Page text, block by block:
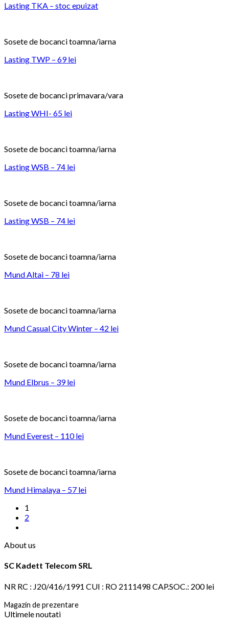
Lasting TKA – stoc epuizat
Sosete de bocanci toamna/iarna
Lasting TWP – 69 lei
Sosete de bocanci primavara/vara
Lasting WHI- 65 lei
Sosete de bocanci toamna/iarna
Lasting WSB – 74 lei
Sosete de bocanci toamna/iarna
Lasting WSB – 74 lei
Sosete de bocanci toamna/iarna
Mund Altai – 78 lei
Sosete de bocanci toamna/iarna
Mund Casual City Winter – 42 lei
Sosete de bocanci toamna/iarna
Mund Elbrus – 39 lei
Sosete de bocanci toamna/iarna
Mund Everest – 110 lei
Sosete de bocanci toamna/iarna
Mund Himalaya – 57 lei
1
2
About us
SC Kadett Telecom SRL
NR RC : J20/416/1991 CUI : RO 2111498 CAP.SOC.: 200 lei
Magazin de prezentare
Ultimele noutati